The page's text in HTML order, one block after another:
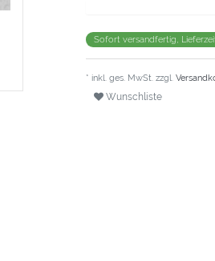
Sofort versandfertig,
* inkl. ges. MwSt. zzgl.
Wunschliste